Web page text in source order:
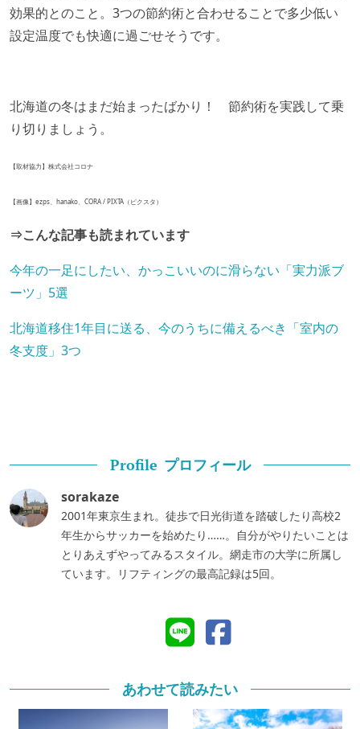
効果的とのこと。3つの節約術と合わせることで多少低い
設定温度でも快適に過ごせそうです。
北海道の冬はまだ始まったばかり！ 節約術を実践して乗
り切りましょう。
【取材協力】株式会社コロナ
【画像】ezps、hanako、CORA / PIXTA（ピクスタ）
⇒こんな記事も読まれています
今年の一足にしたい、かっこいいのに滑らない「実力派ブ
ーツ」5選
北海道移住1年目に送る、今のうちに備えるべき「室内の
冬支度」3つ
Profile プロフィール
sorakaze
2001年東京生まれ。徒歩で日光街道を踏破したり高校2
年生からサッカーを始めたり……。自分がやりたいことは
とりあえずやってみるスタイル。網走市の大学に所属し
ています。リフティングの最高記録は5回。
あわせて読みたい